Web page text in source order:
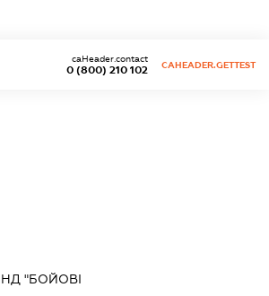
0 (800) 210 102
caHeader.contact
CAHEADER.GETTEST
"БОЙОВІ